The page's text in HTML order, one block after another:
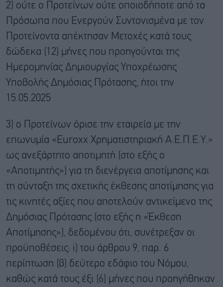
2) ούτε ο Προτείνων ούτε οποιοδήποτε από τα
Πρόσωπα που Ενεργούν Συντονισμένα με τον
Προτείνοντα απέκτησαν Μετοχές κατά τους
δώδεκα (12) μήνες που προηγούνται της
Ημερομηνίας Δημιουργίας Υποχρέωσης
Υποβολής Δημόσιας Πρότασης, ήτοι την
15.05.2025
3) ο Προτείνων όρισε την εταιρεία με την
επωνυμία «Euroxx Χρηματιστηριακή Α.Ε.Π.Ε.Υ.»
ως ανεξάρτητο αποτιμητή (στο εξής ο
«Αποτιμητής») για τη διενέργεια αποτίμησης και
τη σύνταξη της σχετικής έκθεσης αποτίμησης για
τις κινητές αξίες που αποτελούν αντικείμενο της
Δημόσιας Πρότασης (στο εξής η «Έκθεση
Αποτίμησης»), δεδομένου ότι, συνέτρεξαν οι
προϋποθέσεις: i) του άρθρου 9, παρ. 6
περίπτωση (β) δεύτερο εδάφιο του Νόμου,
καθώς κατά τους έξι (6) μήνες που προηγήθηκαν